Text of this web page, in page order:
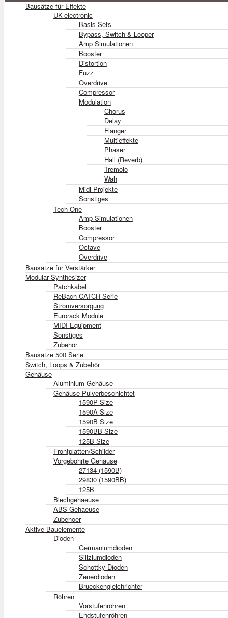
Bausätze für Effekte
UK-electronic
Basis Sets
Bypass, Switch & Looper
Amp Simulationen
Booster
Distortion
Fuzz
Overdrive
Compressor
Modulation
Chorus
Delay
Flanger
Multieffekte
Phaser
Hall (Reverb)
Tremolo
Wah
Midi Projekte
Sonstiges
Tech One
Amp Simulationen
Booster
Compressor
Octave
Overdrive
Bausätze für Verstärker
Modular Synthesizer
Patchkabel
ReBach CATCH Serie
Stromversorgung
Eurorack Module
MIDI Equipment
Sonstiges
Zubehör
Bausätze 500 Serie
Switch, Loops & Zubehör
Gehäuse
Aluminium Gehäuse
Gehäuse Pulverbeschichtet
1590P Size
1590A Size
1590B Size
1590BB Size
125B Size
Frontplatten/Schilder
Vorgebohrte Gehäuse
27134 (1590B)
29830 (1590BB)
125B
Blechgehaeuse
ABS Gehaeuse
Zubehoer
Aktive Bauelemente
Dioden
Germaniumdioden
Siliziumdioden
Schottky Dioden
Zenerdioden
Brueckengleichrichter
Röhren
Vorstufenröhren
Endstufenröhren